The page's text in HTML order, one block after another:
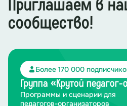
Приглашаем в
сообщество!
Более 170 000
Группа «Крутой педагог-
Программы и сценарии для
педагогов-организаторов